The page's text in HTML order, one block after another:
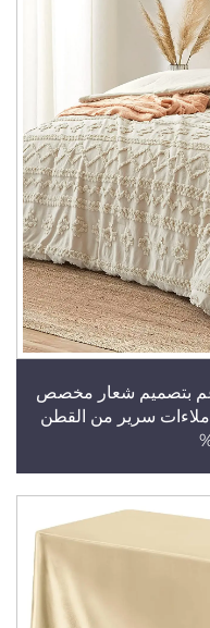
بتصميم شعار مخصص
ملاءات سرير من القطن